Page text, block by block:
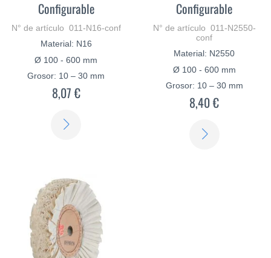
Configurable
N° de artículo 011-N16-conf
Material: N16
Ø 100 - 600 mm
Grosor: 10 – 30 mm
8,07 €
Configurable
N° de artículo 011-N2550-
conf
Material: N2550
Ø 100 - 600 mm
Grosor: 10 – 30 mm
8,40 €